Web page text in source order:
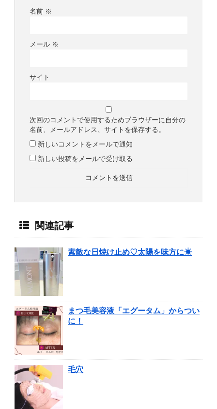
名前 ※
メール ※
サイト
次回のコメントで使用するためブラウザーに自分の
名前、メールアドレス、サイトを保存する。
新しいコメントをメールで通知
新しい投稿をメールで受け取る
関連記事
素敵な日焼け止め♡太陽を味方に☀
まつ毛美容液「エグータム」からつい
に！
毛穴